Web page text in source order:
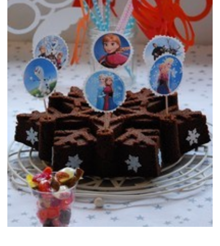
BUNDTCAKE DE NUTELLA
Un bundtcake totalmente irresistible y adictivo con el inmejorable
sabor a Nutella.